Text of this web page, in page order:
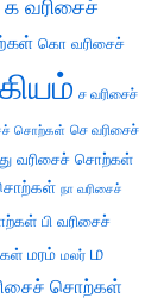
க வரிசைச்
கொ வரிசைச்
ச வரிசைச்
சொற்கள் செ வரிசைச்
து வரிசைச் சொற்கள்
நா வரிசைச்
பி வரிசைச்
மரம் மலர் ம
சொற்கள்